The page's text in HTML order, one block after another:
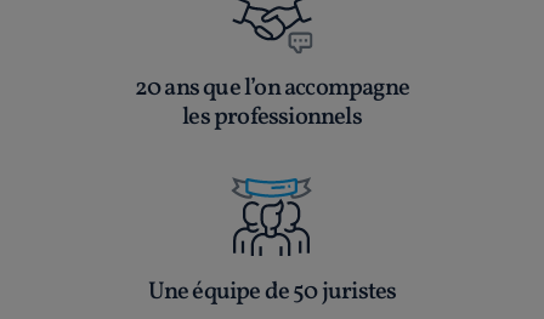
20 ans que l’on accompagne
les professionnels
Une équipe de 50 juristes